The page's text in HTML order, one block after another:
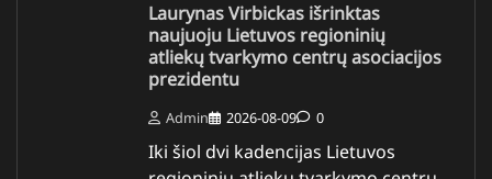
Laurynas Virbickas išrinktas
naujuoju Lietuvos regioninių
atliekų tvarkymo centrų asociacijos
prezidentu
Admin 2026-08-09 0
Iki šiol dvi kadencijas Lietuvos